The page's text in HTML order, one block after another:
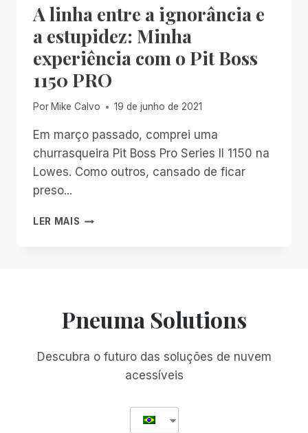
A linha entre a ignorância e
a estupidez: Minha
experiência com o Pit Boss
1150 PRO
Por Mike Calvo 19 de junho de 2021
Em março passado, comprei uma
churrasqueira Pit Boss Pro Series II 1150 na
Lowes. Como outros, cansado de ficar
preso...
LER MAIS A
ESTUPIDEZ:
COM
Pneuma Solutions
Descubra o futuro das soluções de nuvem
acessíveis